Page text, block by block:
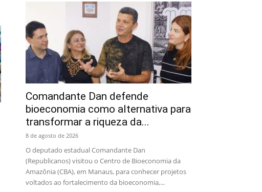
Comandante Dan defende
bioeconomia como alternativa para
transformar a riqueza da...
8 de agosto de 2026
O deputado estadual Comandante Dan
(Republicanos) visitou o Centro de Bioeconomia da
Amazônia (CBA), em Manaus, para conhecer projetos
voltados ao fortalecimento da bioeconomia,...